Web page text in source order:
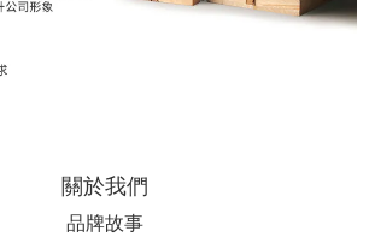
關於我們
品牌故事